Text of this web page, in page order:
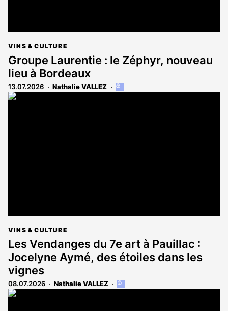
VINS & CULTURE
Groupe Laurentie : le Zéphyr, nouveau
lieu à Bordeaux
13.07.2026 Nathalie VALLEZ
Cet
VINS & CULTURE
Les Vendanges du 7e art à Pauillac :
Jocelyne Aymé, des étoiles dans les
vignes
08.07.2026 Nathalie VALLEZ
Cet